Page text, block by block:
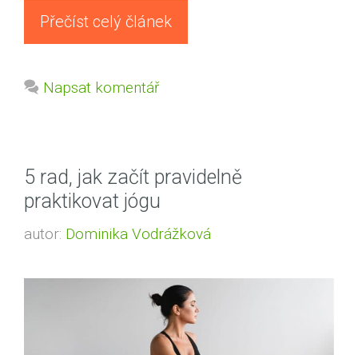
Přečíst celý článek
Napsat komentář
5 rad, jak začít pravidelně
praktikovat jógu
autor: Dominika Vodrážková